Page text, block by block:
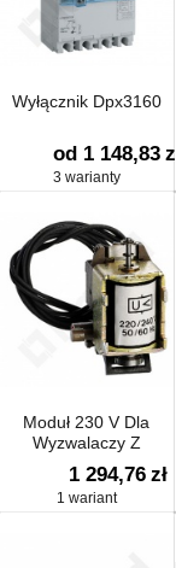
Wyłącznik Dpx3160
od 1 148,83 zł
3 warianty
Moduł 230 V Dla
Wyzwalaczy Z
Opóźnieniem
1 294,76 zł
1 wariant